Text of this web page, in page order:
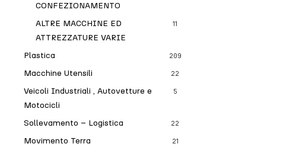
CONFEZIONAMENTO
ALTRE MACCHINE ED
ATTREZZATURE VARIE
11
Plastica 209
Macchine Utensili 22
Veicoli Industriali , Autovetture e
Motocicli
5
Sollevamento – Logistica 22
Movimento Terra 21